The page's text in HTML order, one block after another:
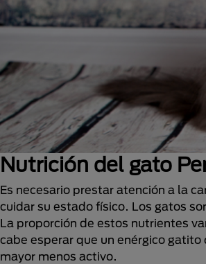
Nutrición del gato
Es necesario prestar atención a la
cuidar su estado físico. Los gatos
La proporción de estos nutrientes
cabe esperar que un enérgico
mayor menos activo.